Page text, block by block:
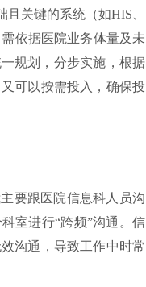
关键的系统（如HIS、
依据医院业务体量及未
规划，分步实施，根据
可以按需投入，确保投
要跟医院信息科人员沟
室进行“跨频”沟通。信
沟通，导致工作中时常